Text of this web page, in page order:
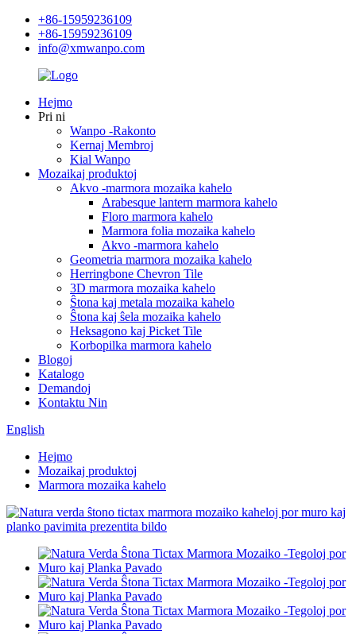
+86-15959236109
+86-15959236109
info@xmwanpo.com
Hejmo
Pri ni
Wanpo -Rakonto
Kernaj Membroj
Kial Wanpo
Mozaikaj produktoj
Akvo -marmora mozaika kahelo
Arabesque lantern marmora kahelo
Floro marmora kahelo
Marmora folia mozaika kahelo
Akvo -marmora kahelo
Geometria marmora mozaika kahelo
Herringbone Chevron Tile
3D marmora mozaika kahelo
Ŝtona kaj metala mozaika kahelo
Ŝtona kaj ŝela mozaika kahelo
Heksagono kaj Picket Tile
Korbopilka marmora kahelo
Blogoj
Katalogo
Demandoj
Kontaktu Nin
English
Hejmo
Mozaikaj produktoj
Marmora mozaika kahelo